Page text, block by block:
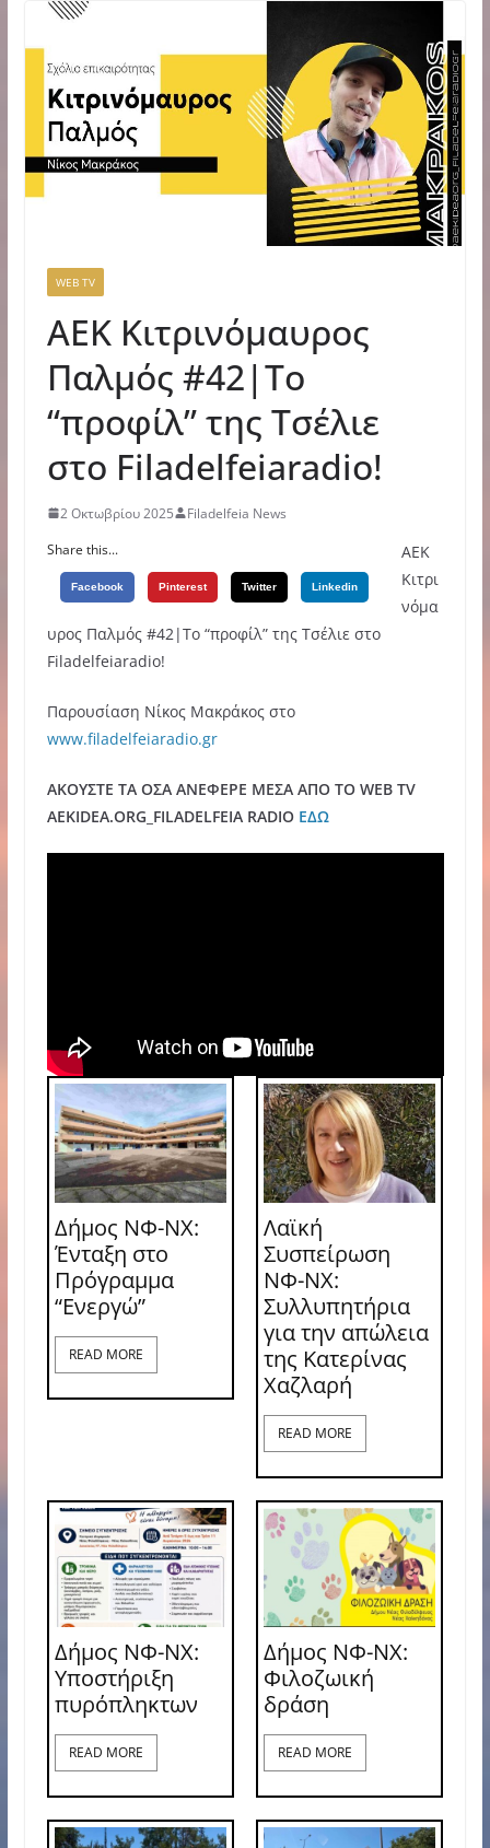
WEB TV
AEK Κιτρινόμαυρος
Παλμός #42|Το
“προφίλ” της Τσέλιε
στο Filadelfeiaradio!
2 Οκτωβρίου 2025
Filadelfeia News
Share this...
Facebook Pinterest Twitter Linkedin
AEK
Κιτρι
νόμα
υρος Παλμός #42|Το “προφίλ” της Τσέλιε στο
Filadelfeiaradio!
Παρουσίαση Νίκος Μακράκος στο
www.filadelfeiaradio.gr
ΑΚΟΥΣΤΕ ΤΑ ΟΣΑ ΑΝΕΦΕΡΕ ΜΕΣΑ ΑΠΟ ΤΟ WEB TV
AEKIDEA.ORG_FILADELFEIA RADIO ΕΔΩ
Δήμος ΝΦ-ΝΧ:
Ένταξη στο
Πρόγραμμα
“Ενεργώ”
READ MORE
Λαϊκή
Συσπείρωση
ΝΦ-ΝΧ:
Συλλυπητήρια
για την απώλεια
της Κατερίνας
Χαζλαρή
READ MORE
Δήμος ΝΦ-ΝΧ:
Υποστήριξη
πυρόπληκτων
READ MORE
Δήμος ΝΦ-ΝΧ:
Φιλοζωική
δράση
READ MORE